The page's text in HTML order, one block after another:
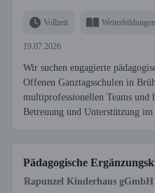
Vollzeit Weiterbildungen
19.07.2026
Wir suchen engagierte
Offenen Ganztagsschulen in
multiprofessionellen Teams
Betreuung und Unterstützung
Pädagogische
Rapunzel Kinderhaus gGmbH